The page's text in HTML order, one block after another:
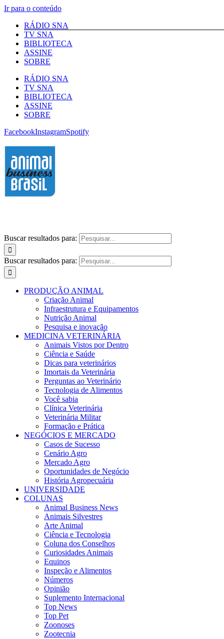
Ir para o conteúdo
RÁDIO SNA
TV SNA
BIBLIOTECA
ASSINE
SOBRE
RÁDIO SNA
TV SNA
BIBLIOTECA
ASSINE
SOBRE
FacebookInstagramSpotify
Buscar resultados para:
Buscar resultados para:
PRODUÇÃO ANIMAL
Criação Animal
Infraestrutura e Equipamentos
Nutrição Animal
Pesquisa e inovação
MEDICINA VETERINÁRIA
Animais Vistos por Dentro
Ciência e Saúde
Dicas para veterinários
Imortais da Veterinária
Perguntas ao Veterinário
Tecnologia de Alimentos
Você sabia
Clínica Veterinária
Veterinária Militar
Formação e Prática
NEGÓCIOS E MERCADO
Casos de Sucesso
Cenário Agro
Mercado Agro
Oportunidades de Negócio
História Agropecuária
UNIVERSIDADE
COLUNAS
Animal Business News
Animais Silvestres
Arte Animal
Ciência e Tecnologia
Coluna dos Conselhos
Curiosidades Animais
Equinos
Inspeção e Alimentos
Números
Opinião
Suplemento Internacional
Top News
Top Pet
Zoonoses
Zootecnia